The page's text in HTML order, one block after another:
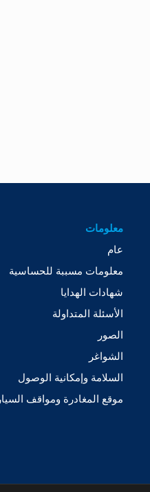
معلومات
عام
معلومات مسببة للحساسية
شهادات الهدايا
الأسئلة المتداولة
الصور
الشواغر
السلامة وإمكانية الوصول
موقع المغادرة ومواقف